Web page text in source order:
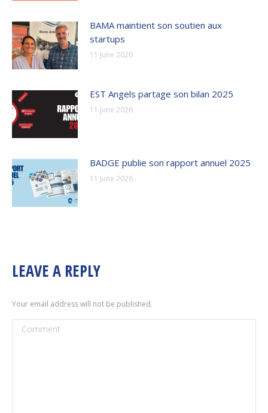
BAMA maintient son soutien aux
startups
11 June 2026
EST Angels partage son bilan 2025
11 June 2026
BADGE publie son rapport annuel 2025
11 June 2026
LEAVE A REPLY
Your email address will not be published.
Comment